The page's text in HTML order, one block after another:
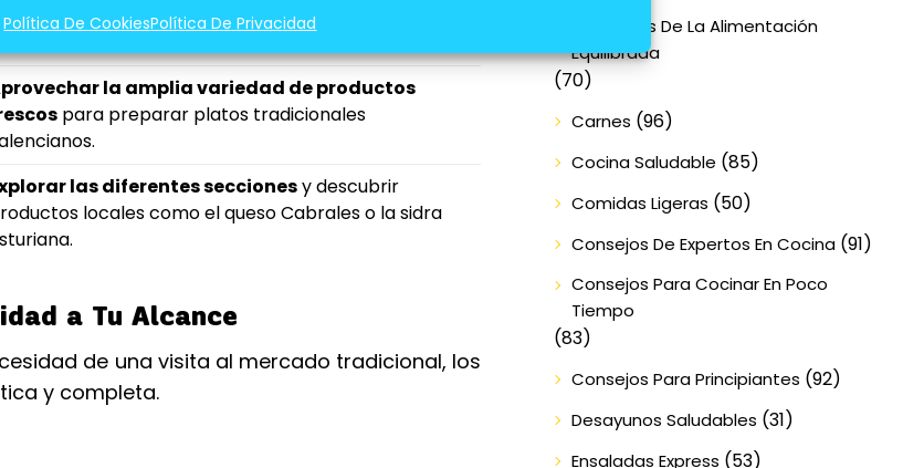
Política De CookiesPolítica De Privacidad
Probar las delicias de las diferentes barracas
la amplia variedad de productos
para preparar platos tradicionales
las diferentes seccionesy descubrir
locales como el queso Cabrales o la sidra
a Tu Alcance
de una visita al mercado tradicional, los
y completa.
Beneficios De La Alimentación
Equilibrada
(70)
Carnes (96)
Cocina Saludable (85)
Comidas Ligeras (50)
Consejos De Expertos En Cocina(91)
Consejos Para Cocinar En Poco
Tiempo
(83)
Consejos Para Principiantes (92)
Desayunos Saludables (31)
Ensaladas Express (53)